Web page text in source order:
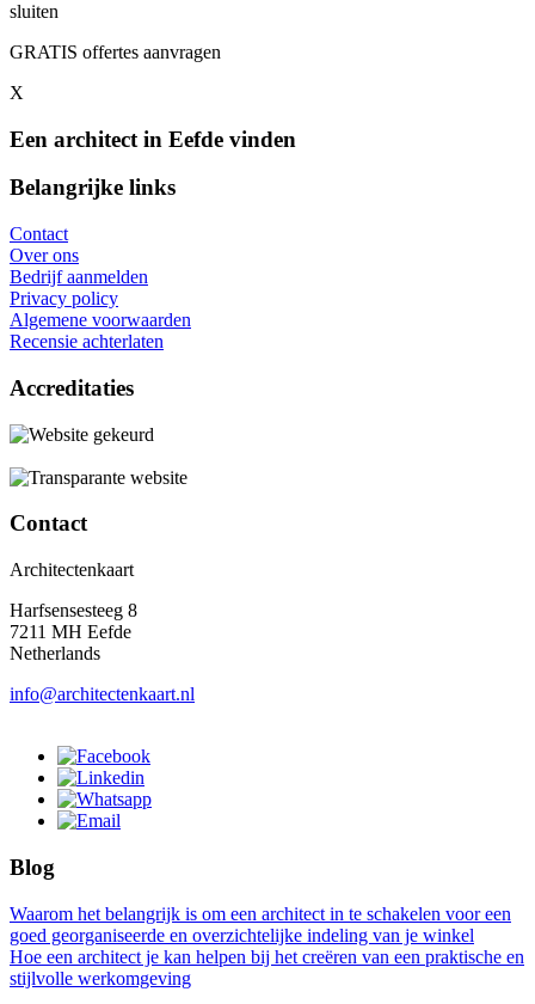
sluiten
GRATIS offertes aanvragen
X
Een architect in Eefde vinden
Belangrijke links
Contact
Over ons
Bedrijf aanmelden
Privacy policy
Algemene voorwaarden
Recensie achterlaten
Accreditaties
Contact
Architectenkaart
Harfsensesteeg 8
7211 MH Eefde
Netherlands
info@architectenkaart.nl
Blog
Waarom het belangrijk is om een architect in te schakelen voor een
goed georganiseerde en overzichtelijke indeling van je winkel
Hoe een architect je kan helpen bij het creëren van een praktische en
stijlvolle werkomgeving